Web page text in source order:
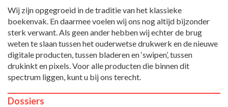
Wij zijn opgegroeid in de traditie van het klassieke
boekenvak. En daarmee voelen wij ons nog altijd bijzonder
sterk verwant. Als geen ander hebben wij echter de brug
weten te slaan tussen het ouderwetse drukwerk en de nieuwe
digitale producten, tussen bladeren en ‘swipen’, tussen
drukinkt en pixels. Voor alle producten die binnen dit
spectrum liggen, kunt u bij ons terecht.
Dossiers